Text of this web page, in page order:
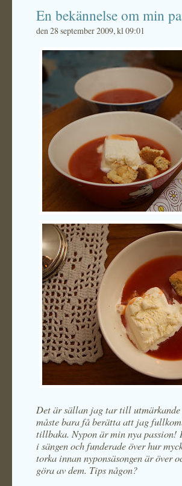
En bekännelse om min
den 28 september 2009, kl 09:01
Det är sällan jag tar till
måste bara få berätta att jag
tillbaka. Nypon är min nya passion!
i sängen och funderade över hur
torka innan nyponsäsongen är över
göra av dem. Tips någon?